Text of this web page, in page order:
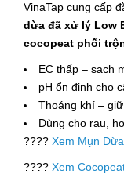
VinaTap cung cấp
dừa đã xử lý Low
cocopeat phối
EC thấp – sạch
pH ổn định cho
Thoáng khí –
Dùng cho rau,
???? Xem Mụn
???? Xem